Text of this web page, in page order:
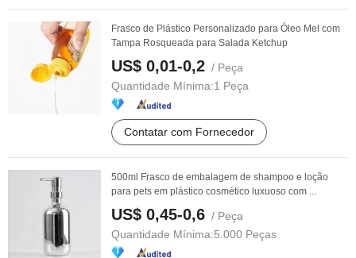
Frasco de Plástico Personalizado para Óleo Mel com
Tampa Rosqueada para Salada Ketchup
US$ 0,01-0,2 / Peça
Quantidade Mínima:1 Peça
Contatar com Fornecedor
500ml Frasco de embalagem de shampoo e loção
para pets em plástico cosmético luxuoso com ...
US$ 0,45-0,6 / Peça
Quantidade Mínima:5.000 Peças